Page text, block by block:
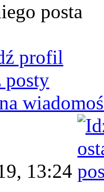
posta
profil
posty
13:24